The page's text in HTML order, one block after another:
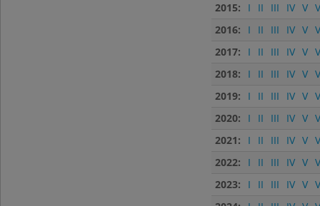
2015:
I II III IV V
2016:
I II III IV V
2017:
I II III IV V
2018:
I II III IV V
2019:
I II III IV V
2020:
I II III IV V
2021:
I II III IV V
2022:
I II III IV V
2023:
I II III IV V